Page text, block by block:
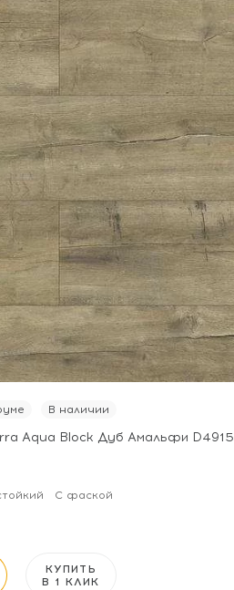
В наличии
Aqua Block Дуб Амальфи D4915
С фаской
КУПИТЬ
В 1 КЛИК